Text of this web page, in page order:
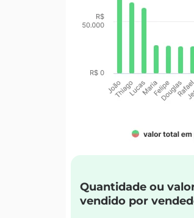
Quantidade ou
vendido por